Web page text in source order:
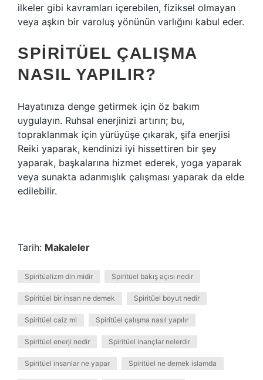
ilkeler gibi kavramları içerebilen, fiziksel olmayan
veya aşkın bir varoluş yönünün varlığını kabul eder.
SPIRITÜEL ÇALIŞMA
NASIL YAPILIR?
Hayatınıza denge getirmek için öz bakım
uygulayın. Ruhsal enerjinizi artırın; bu,
topraklanmak için yürüyüşe çıkarak, şifa enerjisi
Reiki yaparak, kendinizi iyi hissettiren bir şey
yaparak, başkalarına hizmet ederek, yoga yaparak
veya sunakta adanmışlık çalışması yaparak da elde
edilebilir.
Tarih: Makaleler
Spiritüalizm din midir Spiritüel bakış açısı nedir
Spiritüel bir insan ne demek Spiritüel boyut nedir
Spiritüel caiz mi Spiritüel çalışma nasıl yapılır
Spiritüel enerji nedir Spiritüel inançlar nelerdir
Spiritüel insanlar ne yapar Spiritüel ne demek islamda